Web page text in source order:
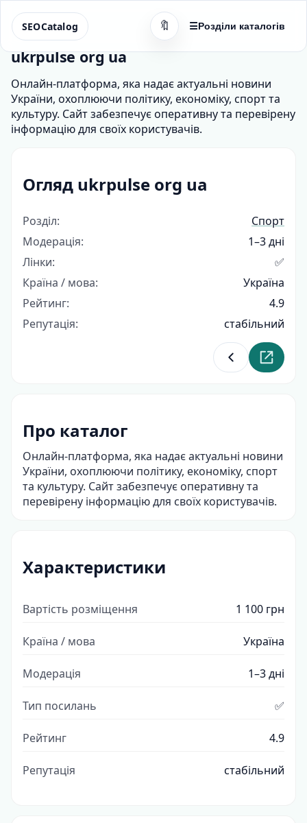
SEOCatalog 🔖 ☰Розділи каталогів
ukrpulse org ua
Онлайн-платформа, яка надає актуальні новини
України, охоплюючи політику, економіку, спорт та
культуру. Сайт забезпечує оперативну та перевірену
інформацію для своїх користувачів.
Огляд ukrpulse org ua
Розділ:
Спорт
Модерація:
1–3 дні
Лінки:
✅
Країна / мова:
Україна
Рейтинг:
4.9
Репутація:
стабільний
Повернутися
Про каталог
Онлайн-платформа, яка надає актуальні новини
України, охоплюючи політику, економіку, спорт
та культуру. Сайт забезпечує оперативну та
перевірену інформацію для своїх користувачів.
Характеристики
Вартість розміщення 1 100 грн
Країна / мова Україна
Модерація 1–3 дні
Тип посилань ✅
Рейтинг 4.9
Репутація стабільний